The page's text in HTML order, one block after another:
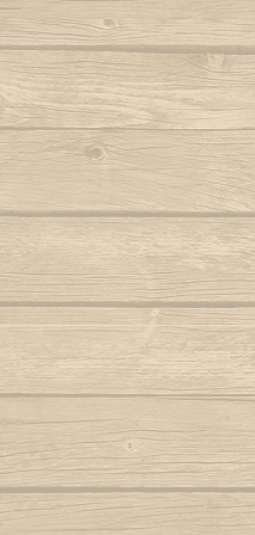
Berimbau de
Autor : Mestre
Berimbau
Autor : Graduado Voador
Berimbau mandou
Autor : Boa Voz
Berimbau
Cade meu espinho
Autor : Profesor
Camafeu
Capineiro
Capoeira a mais
Autor : Mestre
Capoeira da